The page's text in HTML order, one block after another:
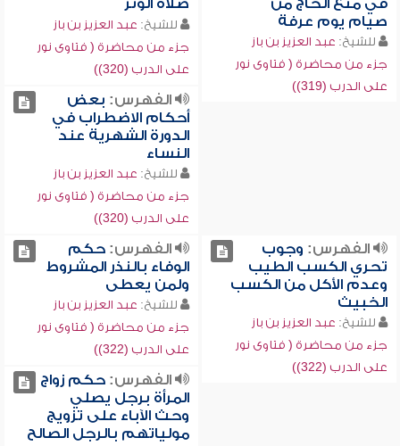
في منع الحاج من
صيام يوم عرفة
للشيخ: عبد العزيز بن باز
جزء من محاضرة ( فتاوى نور
على الدرب (319))
صلاة الوتر
للشيخ: عبد العزيز بن باز
جزء من محاضرة ( فتاوى نور
على الدرب (320))
الفهرس: بعض
أحكام الاضطراب في
الدورة الشهرية عند
النساء
للشيخ: عبد العزيز بن باز
جزء من محاضرة ( فتاوى نور
على الدرب (320))
الفهرس: وجوب
تحري الكسب الطيب
وعدم الأكل من الكسب
الخبيث
للشيخ: عبد العزيز بن باز
جزء من محاضرة ( فتاوى نور
على الدرب (322))
الفهرس:حكم
الوفاء بالنذر المشروط
ولمن يعطى
للشيخ: عبد العزيز بن باز
جزء من محاضرة ( فتاوى نور
على الدرب (322))
الفهرس:حكم زواج
المرأة برجل يصلي
وحث الآباء على تزويج
مولياتهم بالرجل الصالح